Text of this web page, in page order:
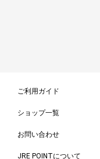
ご利用ガイド
ショップ一覧
お問い合わせ
JRE POINTについて